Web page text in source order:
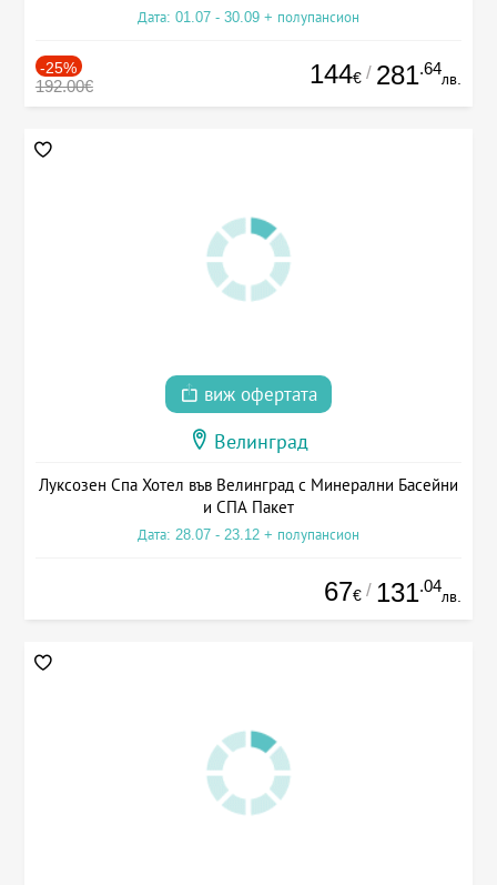
Дата: 01.07 - 30.09 + полупансион
-25%
192.00€ 144€ / 281.64
лв.
виж офертата
Велинград
Луксозен Спа Хотел във Велинград с Минерални Басейни
и СПА Пакет
Дата: 28.07 - 23.12 + полупансион
67€ / 131.04
лв.